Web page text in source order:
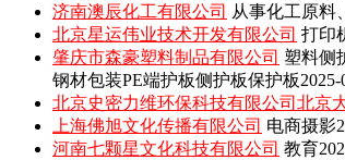
济南澳辰化工有限公司 从事化工原料
北京星运伟业技术开发有限公司 打印
肇庆市森豪塑料制品有限公司 塑料侧
钢材包装PE端护板侧护板保护板2025-
北京史密力维环保科技有限公司北京
上海佛旭文化传播有限公司 电商摄影
河南七颗星文化科技有限公司 教育